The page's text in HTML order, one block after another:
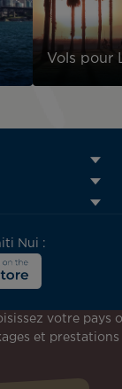
Vols pour
Nui :
spéciales et
votre pays
et prestations